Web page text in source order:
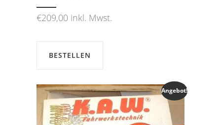
€209,00 inkl. Mwst.
BESTELLEN
Angebot!